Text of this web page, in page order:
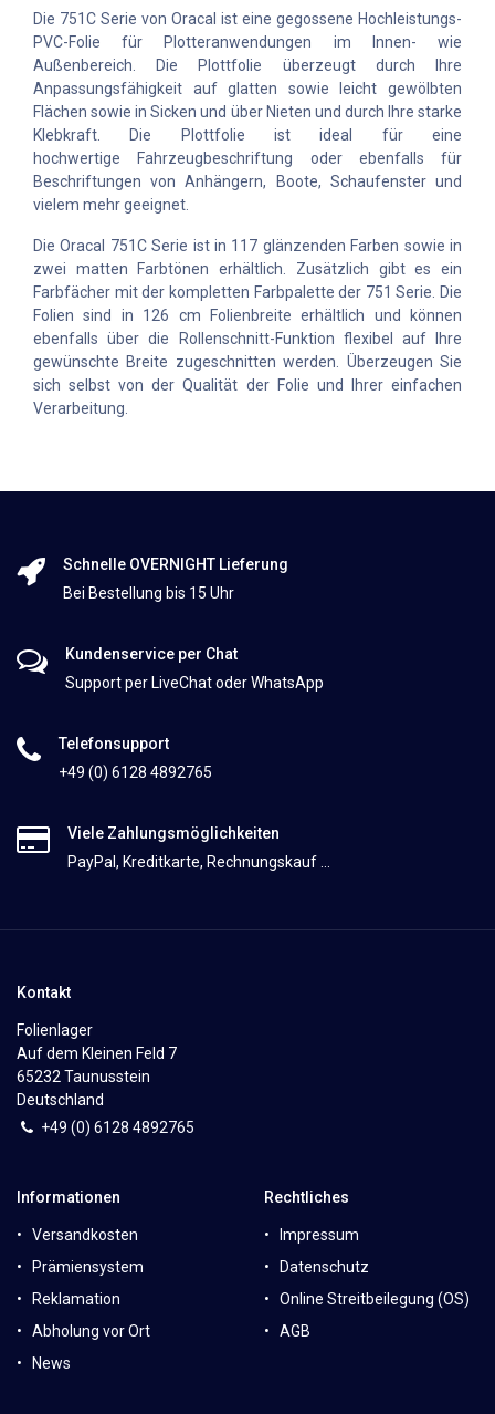
Die 751C Serie von Oracal ist eine gegossene Hochleistungs-
PVC-Folie für Plotteranwendungen im Innen- wie
Außenbereich. Die Plottfolie überzeugt durch Ihre
Anpassungsfähigkeit auf glatten sowie leicht gewölbten
Flächen sowie in Sicken und über Nieten und durch Ihre starke
Klebkraft. Die Plottfolie ist ideal für eine
hochwertige Fahrzeugbeschriftung oder ebenfalls für
Beschriftungen von Anhängern, Boote, Schaufenster und
vielem mehr geeignet.
Die Oracal 751C Serie ist in 117 glänzenden Farben sowie in
zwei matten Farbtönen erhältlich. Zusätzlich gibt es ein
Farbfächer mit der kompletten Farbpalette der 751 Serie. Die
Folien sind in 126 cm Folienbreite erhältlich und können
ebenfalls über die Rollenschnitt-Funktion flexibel auf Ihre
gewünschte Breite zugeschnitten werden. Überzeugen Sie
sich selbst von der Qualität der Folie und Ihrer einfachen
Verarbeitung.
Schnelle OVERNIGHT Lieferung
Bei Bestellung bis 15 Uhr
Kundenservice per Chat
Support per LiveChat oder WhatsApp
Telefonsupport
+49 (0) 6128 4892765
Viele Zahlungsmöglichkeiten
PayPal, Kreditkarte, Rechnungskauf ...
Kontakt
Folienlager
Auf dem Kleinen Feld 7
65232 Taunusstein
Deutschland
+49 (0) 6128 4892765
Informationen
Versandkosten
Prämiensystem
Reklamation
Abholung vor Ort
News
Rechtliches
Impressum
Datenschutz
Online Streitbeilegung (OS)
AGB